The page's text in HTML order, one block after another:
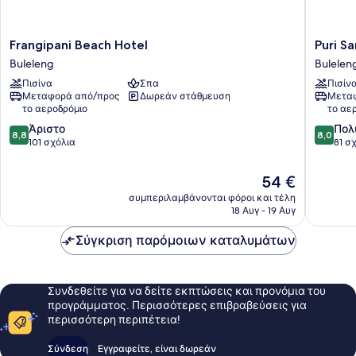
Frangipani
Beach
Hotel
Buleleng
Frangipani Beach Hotel
Buleleng
Πισίνα
Σπα
Μεταφορά από/προς
το αεροδρόμιο
Δωρεάν στάθμευση
8.8
στα
8,8 Άριστο
101 σχόλια
Η
τιμή
είναι
54 €
συμπεριλαμβάνονται φόροι και τέλη
18 Αυγ - 19 Αυγ
Puri
Saron
Baruna
Beach
Puri
το
8.0
στα
8,0
81
Σύγκριση παρόμοιων καταλυμάτων
Συνδεθείτε για να δείτε εκπτώσεις και προνόμια του
προγράμματος. Περισσότερες επιβραβεύσεις για
περισσότερη περιπέτεια!
Σύνδεση Εγγραφείτε, είναι δωρεάν